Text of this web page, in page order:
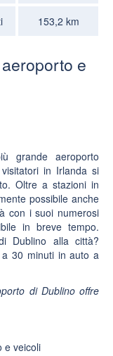
153,2 km
e
grande aeroporto
in Irlanda si
Oltre a stazioni in
possibile anche
con i suoi numerosi
in breve tempo.
Dublino alla città?
30 minutiin auto a
di Dublino offre
e veicoli